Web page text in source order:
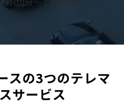
スの3つのテレマ
サービス